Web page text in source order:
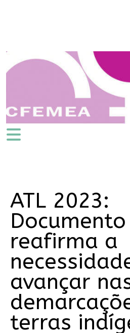
ATL 2023:
reafirma a
avançar
terras